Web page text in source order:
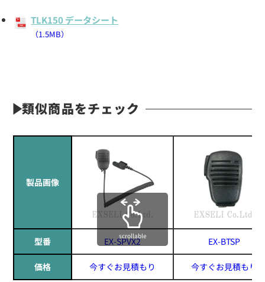
TLK150 データシート
（1.5MB）
類似商品をチェック
製品画像
型番 EX-SPVX2 EX-BTSP
価格 今すぐお見積もり 今すぐお見積もり
scrollable